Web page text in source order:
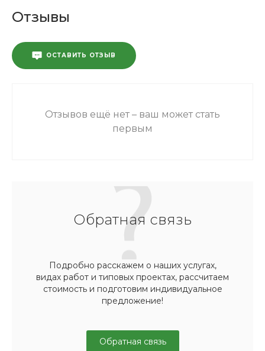
Отзывы
ОСТАВИТЬ ОТЗЫВ
Отзывов ещё нет – ваш может стать
первым
Обратная связь
Подробно расскажем о наших услугах,
видах работ и типовых проектах, рассчитаем
стоимость и подготовим индивидуальное
предложение!
Обратная связь